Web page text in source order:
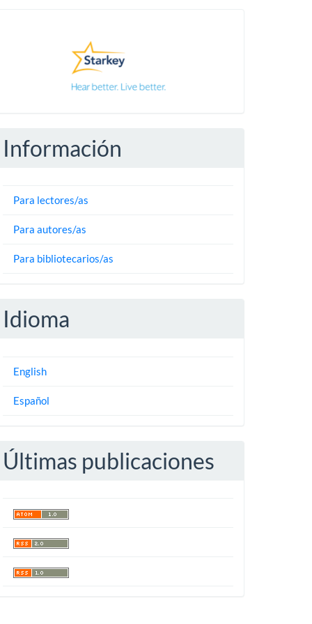
Información
Para lectores/as
Para autores/as
Para bibliotecarios/as
Idioma
English
Español
Últimas publicaciones